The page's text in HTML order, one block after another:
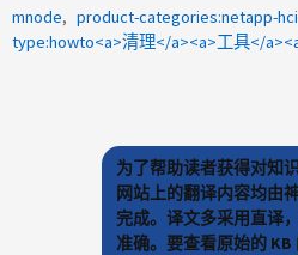
mnode
product-categories:netapp-hci
为了帮助读者获得对知
网站上的翻译内容均由
完成。译文多采用直译
准确。要查看原始的